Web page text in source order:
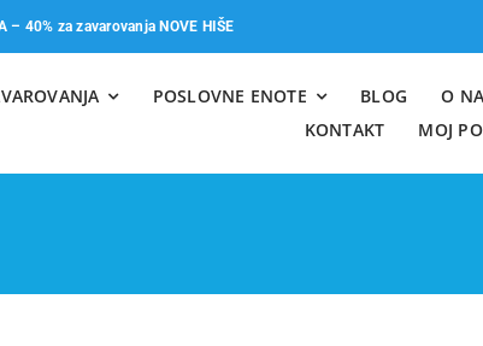
– 40% za zavarovanja NOVE HIŠE
POSLOVNE ENOTE BLOG
O
KONTAKT
MOJ